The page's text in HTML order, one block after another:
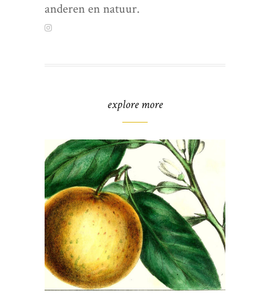
anderen en natuur.
explore more